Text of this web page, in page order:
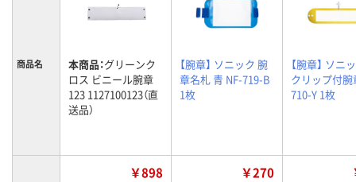
商品名 本商品：グリーンク
ロス ビニール腕章
123 1127100123（直
送品）
【腕章】 ソニック 腕
章名札 青 NF-719-B
1枚
【腕章】 ソニ
クリップ付腕
710-Y 1枚
￥898 ￥270